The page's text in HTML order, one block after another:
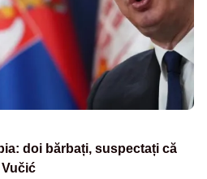
doi bărbați, suspectați că